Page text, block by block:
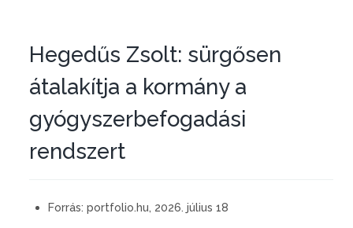
Hegedűs Zsolt: sürgősen
átalakítja a kormány a
gyógyszerbefogadási
rendszert
Forrás: portfolio.hu, 2026. július 18